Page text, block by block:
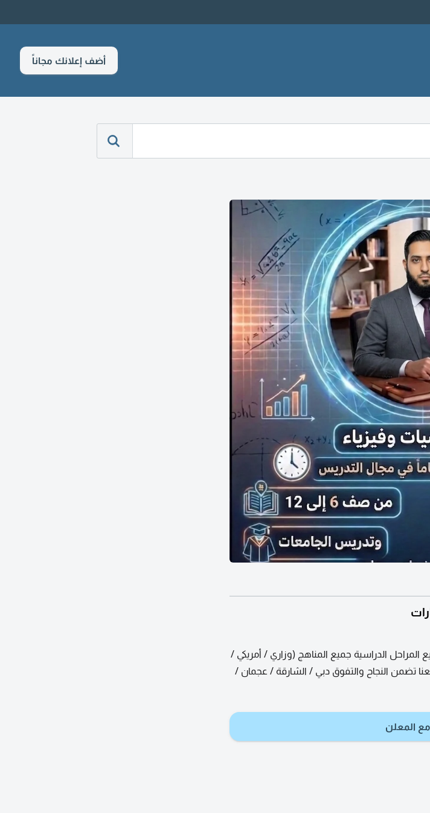
أضف إعلانك مجاناً
خبرة أكثر من 15 عاما لجميع المراحل الدراسية جميع المناهج (وزاري / أمريكي /
تضمن النجاح والتفوق دبي / الشارقة / عجمان /
المعلن